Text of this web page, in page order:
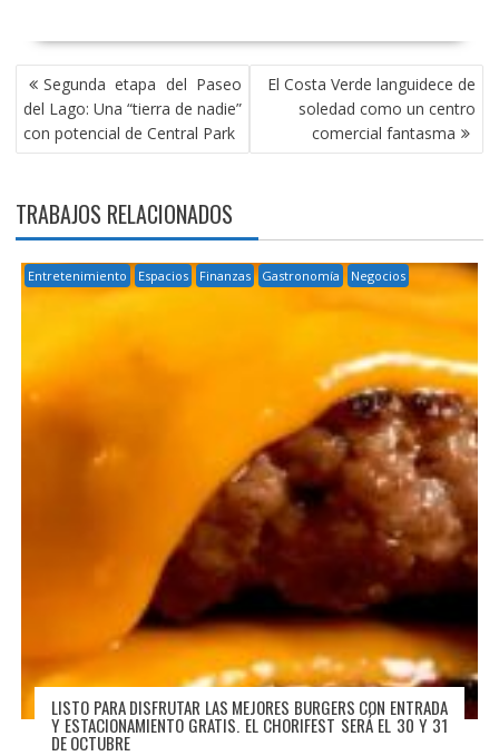
NAVEGACIÓN
DE
ENTRADAS
Segunda etapa del Paseo
del Lago: Una “tierra de nadie”
con potencial de Central Park
El Costa Verde languidece de
soledad como un centro
comercial fantasma
TRABAJOS RELACIONADOS
Entretenimiento Espacios Finanzas Gastronomía Negocios
LISTO PARA DISFRUTAR LAS MEJORES BURGERS CON ENTRADA
Y ESTACIONAMIENTO GRATIS. EL CHORIFEST SERÁ EL 30 Y 31
DE OCTUBRE